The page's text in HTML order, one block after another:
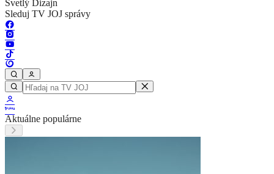
Svetlý Dizajn
Sleduj TV JOJ správy
Aktuálne populárne